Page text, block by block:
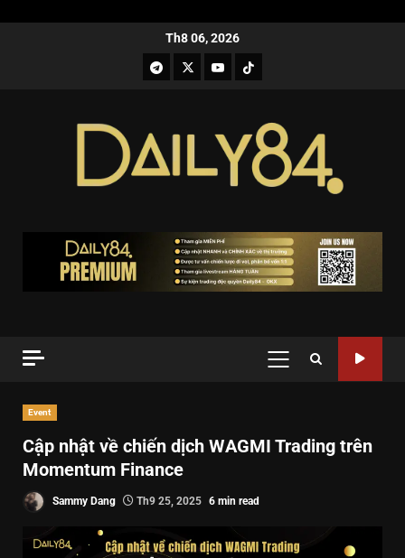
Th8 06, 2026
Event
Cập nhật về chiến dịch WAGMI Trading trên
Momentum Finance
Sammy Dang Th9 25, 2025 6 min read